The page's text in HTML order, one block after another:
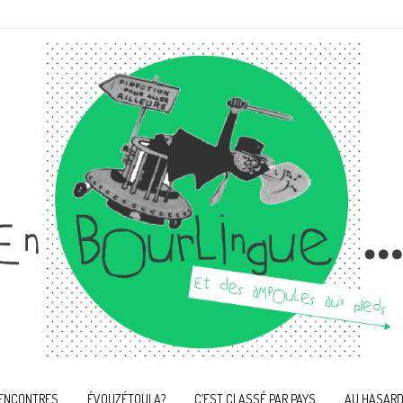
ÉVOUZÉTOULA? C’EST CLASSÉ PAR PAYS AU